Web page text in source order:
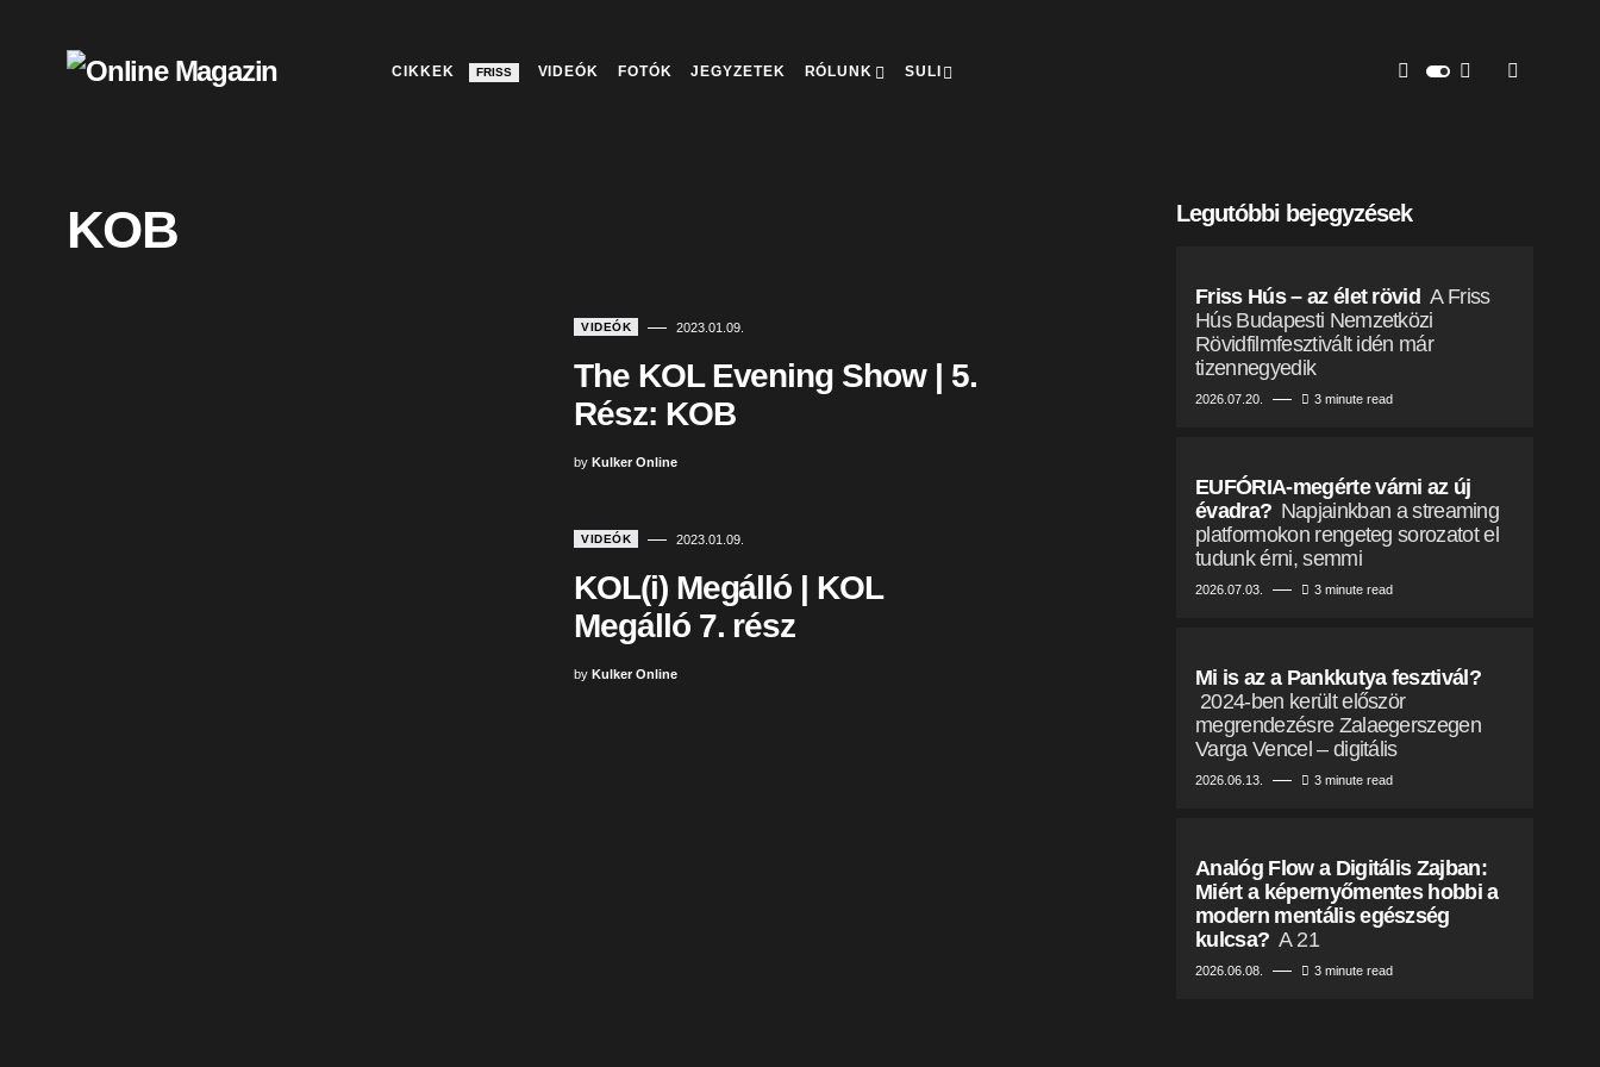
CIKKEK FRISS VIDEÓK FOTÓK JEGYZETEK RÓLUNK SULI
KOB
VIDEÓK 2023.01.09.
The KOL Evening Show | 5.
Rész: KOB
by Kulker Online
VIDEÓK 2023.01.09.
KOL(i) Megálló | KOL
Megálló 7. rész
by Kulker Online
Legutóbbi bejegyzések
Friss Hús – az élet rövid A Friss
Hús Budapesti Nemzetközi
Rövidfilmfesztivált idén már
tizennegyedik
2026.07.20. 3 minute read
EUFÓRIA-megérte várni az új
évadra? Napjainkban a streaming
platformokon rengeteg sorozatot el
tudunk érni, semmi
2026.07.03. 3 minute read
Mi is az a Pankkutya fesztivál?
2024-ben került először
megrendezésre Zalaegerszegen
Varga Vencel – digitális
2026.06.13. 3 minute read
Analóg Flow a Digitális Zajban:
Miért a képernyőmentes hobbi a
modern mentális egészség
kulcsa? A 21
2026.06.08. 3 minute read